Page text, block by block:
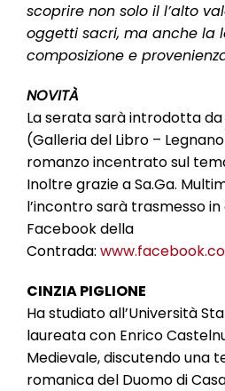
scoprire non solo il l’alto
oggetti sacri, ma anche la
composizione e
NOVITÀ
La serata sarà introdotta
(Galleria del Libro –
romanzo incentrato sul
Inoltre grazie a Sa.Ga.
l’incontro sarà trasmesso
Facebook della
Contrada:
CINZIA PIGLIONE
Ha studiato all’Università
laureata con Enrico
Medievale, discutendo una
romanica del Duomo di